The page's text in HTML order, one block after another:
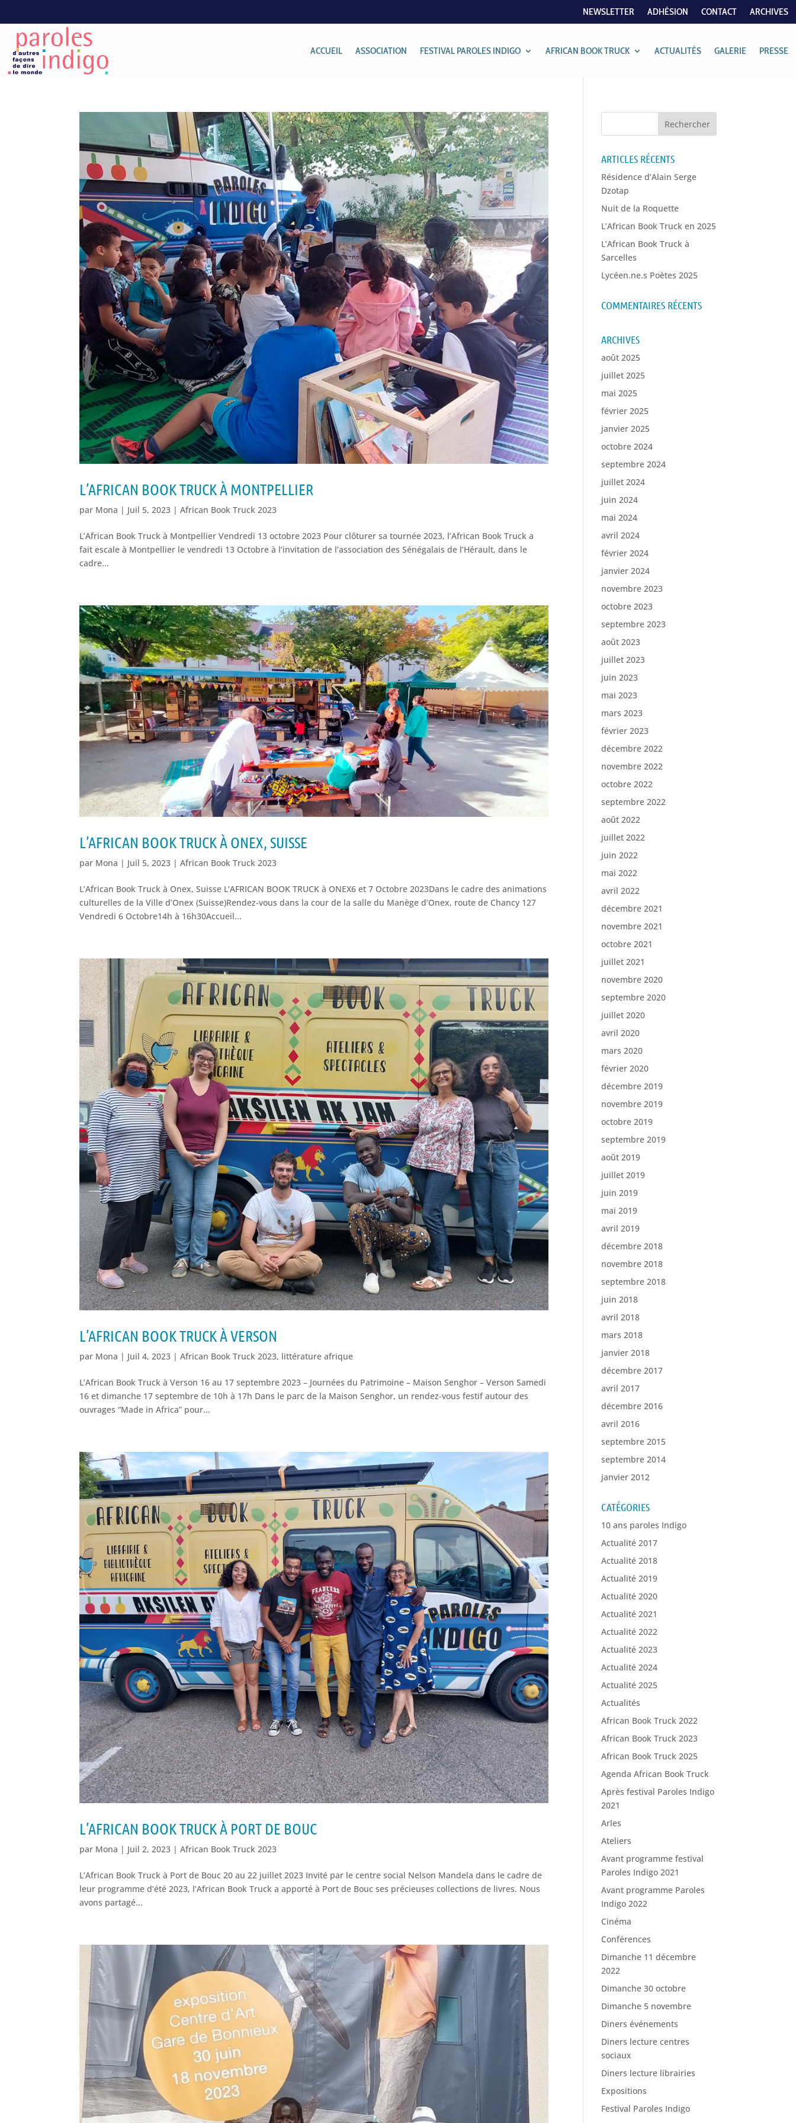
NEWSLETTER ADHÉSION CONTACT ARCHIVES
ACCUEIL ASSOCIATION FESTIVAL PAROLES INDIGO AFRICAN BOOK TRUCK ACTUALITÉS GALERIE PRESSE
L’AFRICAN BOOK TRUCK À MONTPELLIER
par Mona | Juil 5, 2023 |African Book Truck 2023
L’African Book Truck à Montpellier Vendredi 13 octobre 2023 Pour clôturer sa tournée 2023, l’African Book Truck a
fait escale à Montpellier le vendredi 13 Octobre à l’invitation de l’association des Sénégalais de l’Hérault, dans le
cadre...
L’AFRICAN BOOK TRUCK À ONEX, SUISSE
par Mona | Juil 5, 2023 |African Book Truck 2023
L’African Book Truck à Onex, Suisse L’AFRICAN BOOK TRUCK à ONEX6 et 7 Octobre 2023Dans le cadre des animations
culturelles de la Ville d’Onex (Suisse)Rendez-vous dans la cour de la salle du Manège d’Onex, route de Chancy 127
Vendredi 6 Octobre14h à 16h30Accueil...
L’AFRICAN BOOK TRUCK À VERSON
par Mona | Juil 4, 2023 |African Book Truck 2023, littérature afrique
L’African Book Truck à Verson 16 au 17 septembre 2023 – Journées du Patrimoine – Maison Senghor – Verson Samedi
16 et dimanche 17 septembre de 10h à 17h Dans le parc de la Maison Senghor, un rendez-vous festif autour des
ouvrages “Made in Africa” pour...
L’AFRICAN BOOK TRUCK À PORT DE BOUC
par Mona | Juil 2, 2023 |African Book Truck 2023
L’African Book Truck à Port de Bouc 20 au 22 juillet 2023 Invité par le centre social Nelson Mandela dans le cadre de
leur programme d’été 2023, l’African Book Truck a apporté à Port de Bouc ses précieuses collections de livres. Nous
avons partagé...
ARTICLES RÉCENTS
Résidence d’Alain Serge
Dzotap
Nuit de la Roquette
L’African Book Truck en 2025
L’African Book Truck à
Sarcelles
Lycéen.ne.s Poètes 2025
COMMENTAIRES RÉCENTS
ARCHIVES
août 2025
juillet 2025
mai 2025
février 2025
janvier 2025
octobre 2024
septembre 2024
juillet 2024
juin 2024
mai 2024
avril 2024
février 2024
janvier 2024
novembre 2023
octobre 2023
septembre 2023
août 2023
juillet 2023
juin 2023
mai 2023
mars 2023
février 2023
décembre 2022
novembre 2022
octobre 2022
septembre 2022
août 2022
juillet 2022
juin 2022
mai 2022
avril 2022
décembre 2021
novembre 2021
octobre 2021
juillet 2021
novembre 2020
septembre 2020
juillet 2020
avril 2020
mars 2020
février 2020
décembre 2019
novembre 2019
octobre 2019
septembre 2019
août 2019
juillet 2019
juin 2019
mai 2019
avril 2019
décembre 2018
novembre 2018
septembre 2018
juin 2018
avril 2018
mars 2018
janvier 2018
décembre 2017
avril 2017
décembre 2016
avril 2016
septembre 2015
septembre 2014
janvier 2012
CATÉGORIES
10 ans paroles Indigo
Actualité 2017
Actualité 2018
Actualité 2019
Actualité 2020
Actualité 2021
Actualité 2022
Actualité 2023
Actualité 2024
Actualité 2025
Actualités
African Book Truck 2022
African Book Truck 2023
African Book Truck 2025
Agenda African Book Truck
Après festival Paroles Indigo
2021
Arles
Ateliers
Avant programme festival
Paroles Indigo 2021
Avant programme Paroles
Indigo 2022
Cinéma
Conférences
Dimanche 11 décembre
2022
Dimanche 30 octobre
Dimanche 5 novembre
Diners événements
Diners lecture centres
sociaux
Diners lecture librairies
Expositions
Festival Paroles Indigo